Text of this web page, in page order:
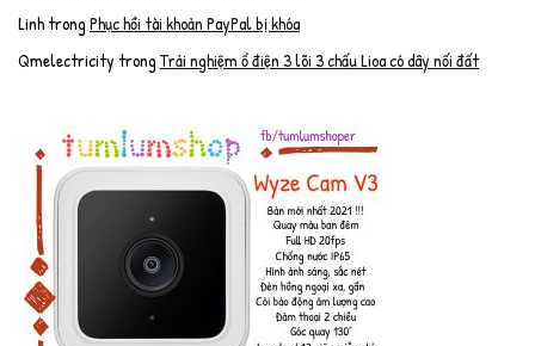
LinhtrongPhục hồi tài khoản PayPal bị khóa
Qmelectricity trongTrải nghiệm ổ điện 3 lõi 3 chấu Lioa có dây nối đất